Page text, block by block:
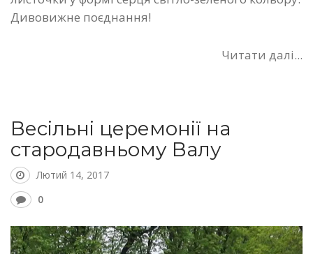
Дивовижне поєднання!
Читати далі...
Весільні церемонії на
стародавньому Валу
Лютий 14, 2017
0